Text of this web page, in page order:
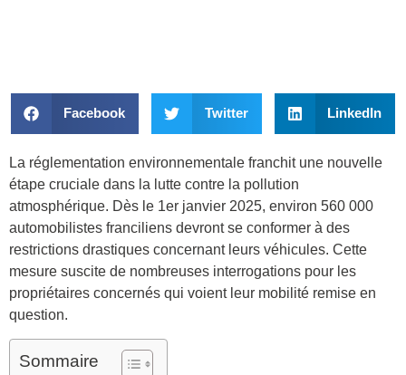
Facebook Twitter LinkedIn
La réglementation environnementale franchit une nouvelle
étape cruciale dans la lutte contre la pollution
atmosphérique. Dès le 1er janvier 2025, environ 560 000
automobilistes franciliens devront se conformer à des
restrictions drastiques concernant leurs véhicules. Cette
mesure suscite de nombreuses interrogations pour les
propriétaires concernés qui voient leur mobilité remise en
question.
Sommaire